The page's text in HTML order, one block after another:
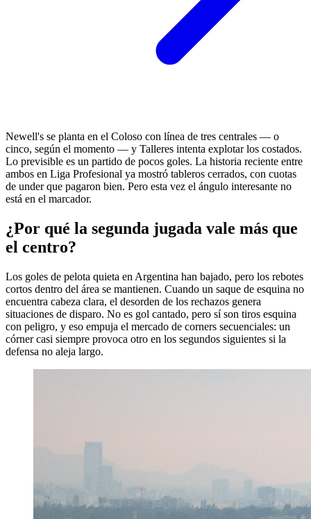
Newell's se planta en el Coloso con línea de tres centrales — o
cinco, según el momento — y Talleres intenta explotar los costados.
Lo previsible es un partido de pocos goles. La historia reciente entre
ambos en Liga Profesional ya mostró tableros cerrados, con cuotas
de under que pagaron bien. Pero esta vez el ángulo interesante no
está en el marcador.
¿Por qué la segunda jugada vale más que
el centro?
Los goles de pelota quieta en Argentina han bajado, pero los rebotes
cortos dentro del área se mantienen. Cuando un saque de esquina no
encuentra cabeza clara, el desorden de los rechazos genera
situaciones de disparo. No es gol cantado, pero sí son tiros esquina
con peligro, y eso empuja el mercado de corners secuenciales: un
córner casi siempre provoca otro en los segundos siguientes si la
defensa no aleja largo.